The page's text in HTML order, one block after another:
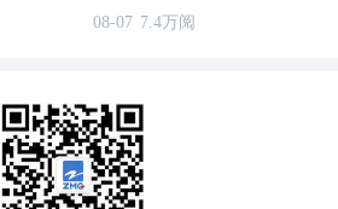
除杂流水线开足马力，
钧介绍说：“台风‘巴威’即
前做好应急预案，提前开
08-07 7.4万阅